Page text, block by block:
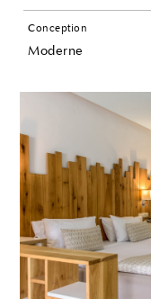
Conception
Moderne